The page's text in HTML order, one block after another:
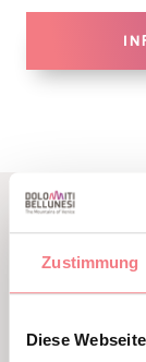
Zustimmung
Diese
ALTRI